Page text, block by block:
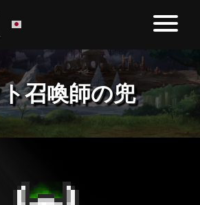
召喚師の兜